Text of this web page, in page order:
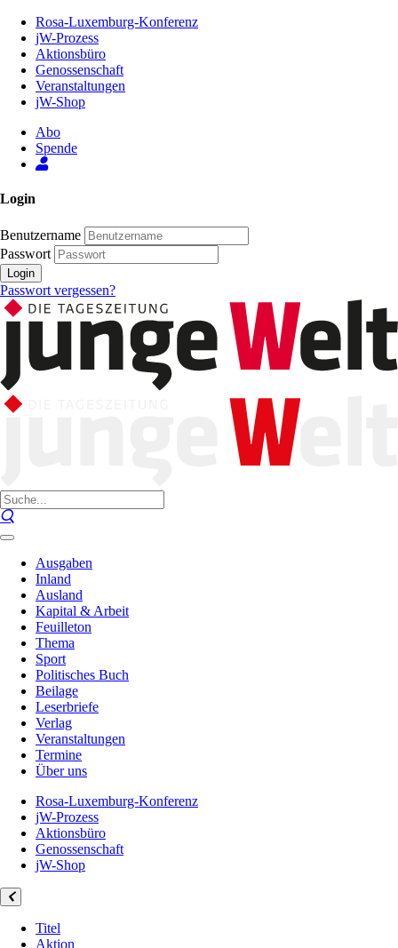
Inhalt
Seite
Rosa-Luxemburg-Konferenz
jW-Prozess
Aktionsbüro
Genossenschaft
Veranstaltungen
jW-Shop
Abo
Spende
Login
Benutzername
Passwort
Login
Passwort vergessen?
Ausgaben
Inland
Ausland
Kapital & Arbeit
Feuilleton
Thema
Sport
Politisches Buch
Beilage
Leserbriefe
Verlag
Veranstaltungen
Termine
Über uns
Rosa-Luxemburg-Konferenz
jW-Prozess
Aktionsbüro
Genossenschaft
jW-Shop
Titel
Aktion